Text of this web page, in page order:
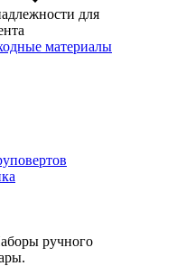
для
материалы
ручного